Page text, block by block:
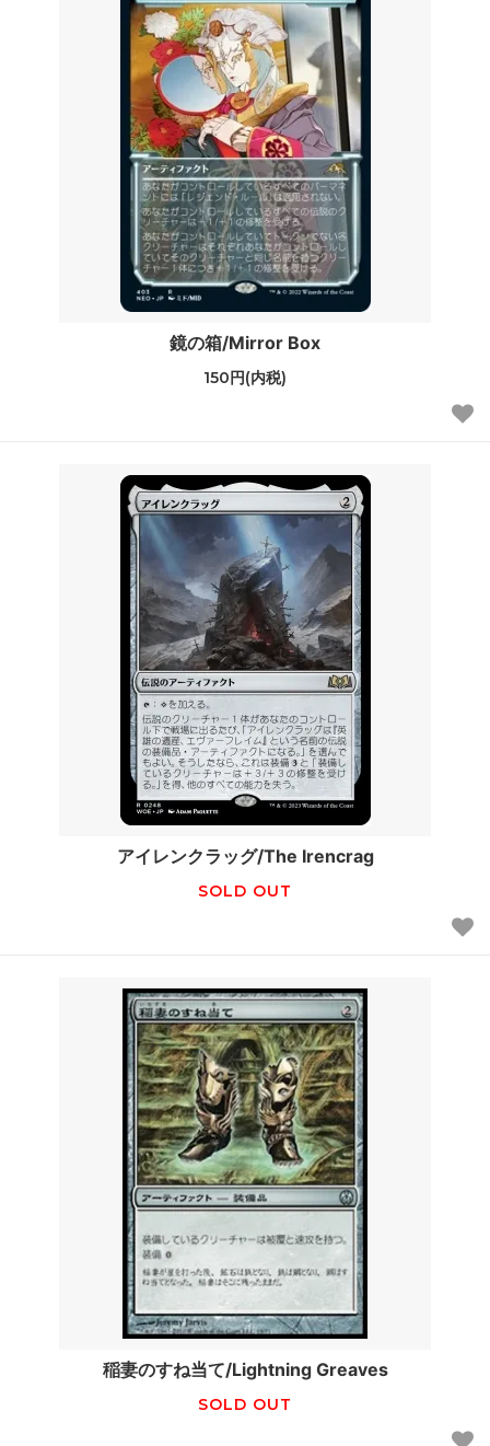
鏡の箱/Mirror Box
150円(内税)
アイレンクラッグ/The Irencrag
SOLD OUT
稲妻のすね当て/Lightning Greaves
SOLD OUT